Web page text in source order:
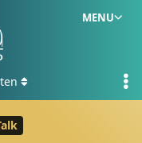
MENU